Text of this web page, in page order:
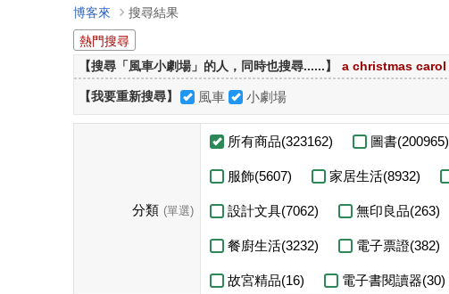
博客來
搜尋結果
熱門搜尋
【搜尋「風車小劇場」的人，同時也搜尋......】
a christmas carol
【我要重新搜尋】 風車 小劇場
分類 (單選)
所有商品(323162) 圖書(200965)
服飾(5607) 家居生活(8932)
設計文具(7062) 無印良品(263)
餐廚生活(3232) 電子票證(382)
故宮精品(16) 電子書閱讀器(30)